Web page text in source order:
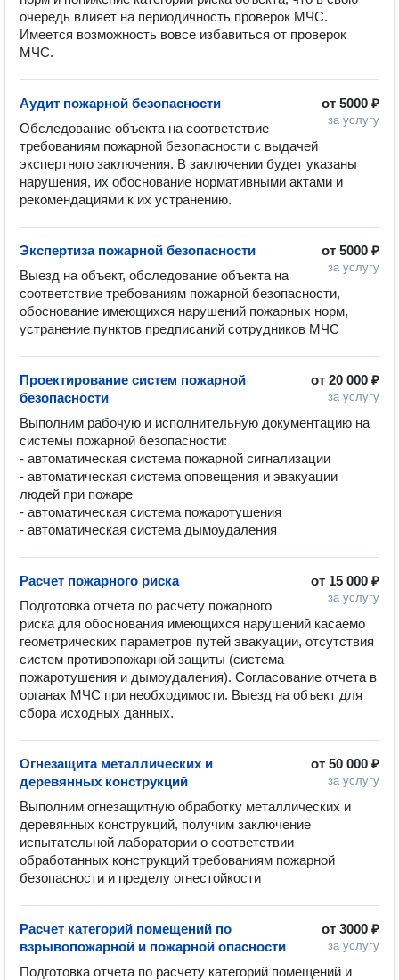
очередь влияет на периодичность проверок МЧС.
Имеется возможность вовсе избавиться от проверок
МЧС.
от 5000 ₽
за услугу
Аудит пожарной безопасности
Обследование объекта на соответствие
требованиям пожарной безопасности с выдачей
экспертного заключения. В заключении будет указаны
нарушения, их обоснование нормативными актами и
рекомендациями к их устранению.
от 5000 ₽
за услугу
Экспертиза пожарной безопасности
Выезд на объект, обследование объекта на
соответствие требованиям пожарной безопасности,
обоснование имеющихся нарушений пожарных норм,
устранение пунктов предписаний сотрудников МЧС
от 20 000 ₽
за услугу
Проектирование систем пожарной
безопасности
Выполним рабочую и исполнительную документацию на
системы пожарной безопасности:
- автоматическая система пожарной сигнализации
- автоматическая система оповещения и эвакуации
людей при пожаре
- автоматическая система пожаротушения
от 15 000 ₽
за услугу
Расчет пожарного риска
Подготовка отчета по расчету пожарного
риска для обоснования имеющихся нарушений касаемо
геометрических параметров путей эвакуации, отсутствия
систем противопожарной защиты (система
пожаротушения и дымоудаления). Согласование отчета в
органах МЧС при необходимости. Выезд на объект для
сбора исходных данных.
от 50 000 ₽
за услугу
Огнезащита металлических и
деревянных конструкций
Выполним огнезащитную обработку металлических и
деревянных конструкций, получим заключение
испытательной лаборатории о соответствии
обработанных конструкций требованиям пожарной
безопасности и пределу огнестойкости
от 3000 ₽
за услугу
Расчет категорий помещений по
взрывопожарной и пожарной опасности
Подготовка отчета по расчету категорий помещений и